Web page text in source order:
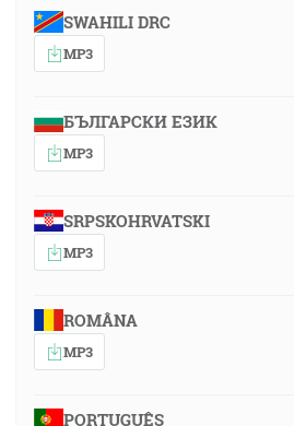
SWAHILI DRC
MP3
БЪЛГАРСКИ ЕЗИК
MP3
SRPSKOHRVATSKI
MP3
ROMÂNA
MP3
PORTUGUÊS